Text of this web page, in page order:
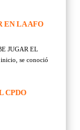
EN LA AFO
JUGAR EL
se conoció
CPDO